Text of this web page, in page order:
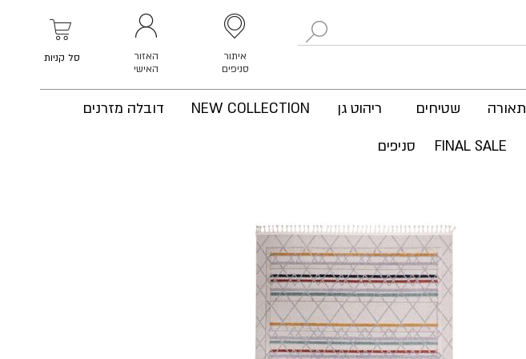
האזור
האישי
איתור
סניפים
סל קניות
תאורה שטיחים ריהוט גן NEW COLLECTION דובלה מזרנים
FINAL SALE סניפים